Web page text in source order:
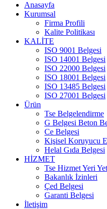
Anasayfa
Kurumsal
Firma Profili
Kalite Politikası
KALİTE
ISO 9001 Belgesi
ISO 14001 Belgesi
ISO 22000 Belgesi
ISO 18001 Belgesi
ISO 13485 Belgesi
ISO 27001 Belgesi
Ürün
Tse Belgelendirme
G Belgesi Beton
Ce Belgesi
Kişisel Koruyucu
Helal Gıda Belgesi
HİZMET
Tse Hizmet Yeri
Bakanlık İzinleri
Çed Belgesi
Garanti Belgesi
İletişim